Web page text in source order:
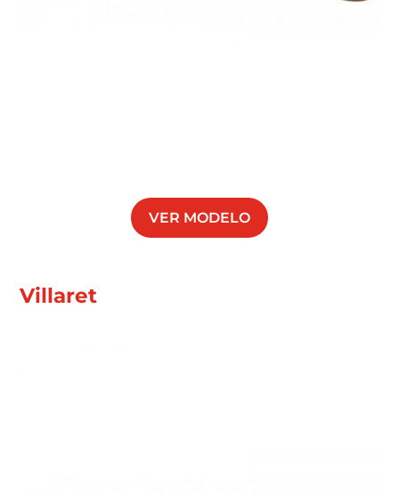
VER MODELO
Villaret